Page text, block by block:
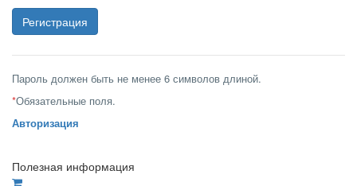
Пароль должен быть не менее 6 символов длиной.
*Обязательные поля.
Авторизация
Полезная информация